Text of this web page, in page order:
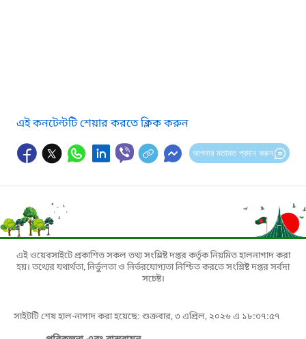
এই কনটেন্টটি শেয়ার করতে ক্লিক করুন
আপনার মতামত প্রদান করুন
এই ওয়েবসাইটে প্রকাশিত সকল তথ্য সংশ্লিষ্ট দপ্তর কর্তৃক নিয়মিত হালনাগাদ করা
হয়। তথ্যের যথার্থতা, নির্ভুলতা ও নির্ভরযোগ্যতা নিশ্চিত করতে সংশ্লিষ্ট দপ্তর সর্বদা
সচেষ্ট।
সাইটটি শেষ হাল-নাগাদ করা হয়েছে: শুক্রবার, ৩ এপ্রিল, ২০২৬ এ ১৮:৩৭:৫৭